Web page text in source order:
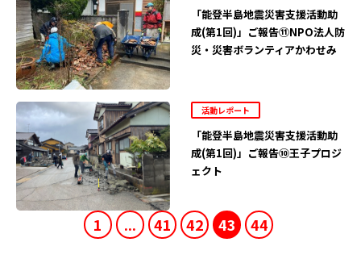
「能登半島地震災害支援活動助
成(第1回)」ご報告⑪NPO法人防
災・災害ボランティアかわせみ
活動レポート
「能登半島地震災害支援活動助
成(第1回)」ご報告⑩王子プロジ
ェクト
1 ... 41 42 43 44